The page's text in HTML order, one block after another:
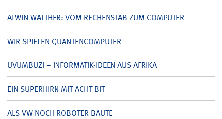
ALWIN WALTHER: VOM RECHENSTAB ZUM COMPUTER
WIR SPIELEN QUANTENCOMPUTER
UVUMBUZI – INFORMATIK-IDEEN AUS AFRIKA
EIN SUPERHIRN MIT ACHT BIT
ALS VW NOCH ROBOTER BAUTE